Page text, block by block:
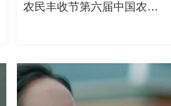
农民丰收节第六届中国农…